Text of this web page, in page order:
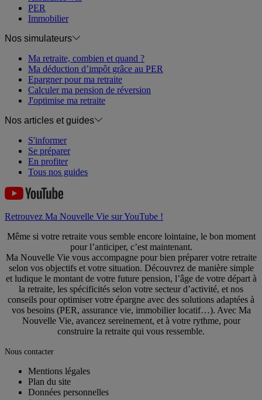
PER
Immobilier
Nos simulateurs
Ma retraite, combien et quand ?
Ma déduction d’impôt grâce au PER
Epargner pour ma retraite
Calculer ma pension de réversion
J'optimise ma retraite
Nos articles et guides
S'informer
Se préparer
En profiter
Tous nos guides
Retrouvez Ma Nouvelle Vie sur YouTube !
Même si votre retraite vous semble encore lointaine, le bon moment
pour l’anticiper, c’est maintenant.
Ma Nouvelle Vie vous accompagne pour bien préparer votre retraite
selon vos objectifs et votre situation. Découvrez de manière simple
et ludique le montant de votre future pension, l’âge de votre départ à
la retraite, les spécificités selon votre secteur d’activité, et nos
conseils pour optimiser votre épargne avec des solutions adaptées à
vos besoins (PER, assurance vie, immobilier locatif…). Avec Ma
Nouvelle Vie, avancez sereinement, et à votre rythme, pour
construire la retraite qui vous ressemble.
Nous contacter
Mentions légales
Plan du site
Données personnelles